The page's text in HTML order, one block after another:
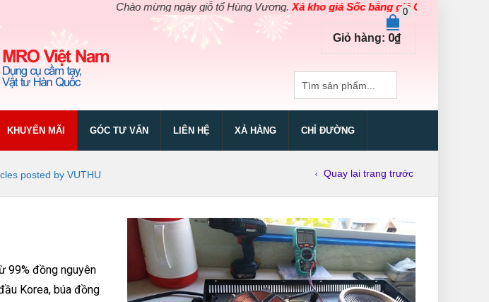
Chào mừng ngày giỗ tổ Hùng Vương.Xả kho giá Sốc bằng giá Gốccho các sản phẩm dụng
0
Giỏ hàng: 0₫
KHUYẾN MÃI GÓC TƯ VẤN LIÊN HỆ XẢ HÀNG CHỈ ĐƯỜNG
posted by VUTHU Quay lại trang trước
99% đồng nguyên
Korea, búa đồng